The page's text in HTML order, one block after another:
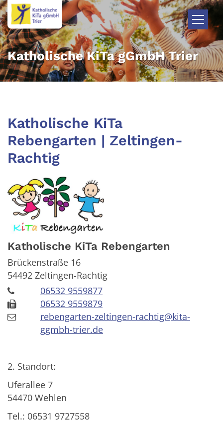
Zum Inhalt springen
Katholische KiTa gGmbH Trier
Katholische KiTa
Rebengarten | Zeltingen-
Rachtig
Katholische KiTa Rebengarten
Brückenstraße 16
54492 Zeltingen-Rachtig
06532 9559877
06532 9559879
rebengarten-zeltingen-rachtig@kita-
ggmbh-trier.de
2. Standort:
Uferallee 7
54470 Wehlen
Tel.: 06531 9727558